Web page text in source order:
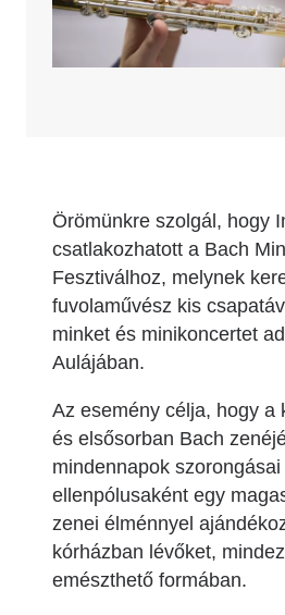
Örömünkre szolgál, hogy
csatlakozhatott a Bach
Fesztiválhoz, melynek
fuvolaművész kis
minket és minikoncertet
Aulájában.
Az esemény célja, hogy a
és elsősorban Bach
mindennapok
ellenpólusaként egy
zenei élménnyel
kórházban lévőket,
emészthető formában.